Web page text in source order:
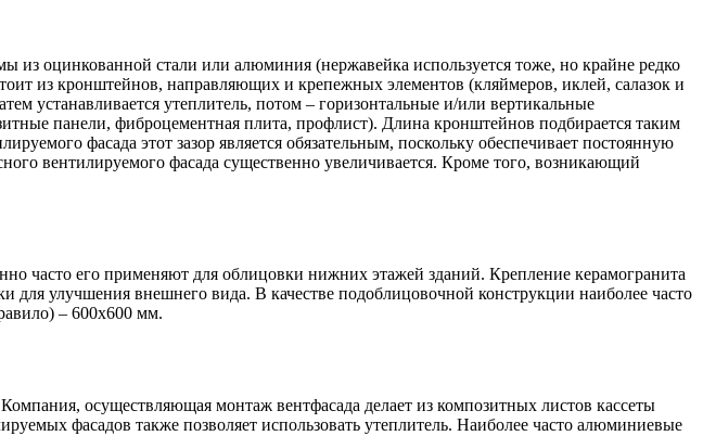
из оцинкованной стали или алюминия (нержавейка используется тоже, но крайне редко
из кронштейнов, направляющих и крепежных элементов (кляймеров, иклей, салазок и
устанавливается утеплитель, потом – горизонтальные и/или вертикальные
панели, фиброцементная плита, профлист). Длина кронштейнов подбирается таким
фасада этот зазор является обязательным, поскольку обеспечивает постоянную
вентилируемого фасада существенно увеличивается. Кроме того, возникающий
часто его применяют для облицовки нижних этажей зданий. Крепление керамогранита
улучшения внешнего вида. В качестве подоблицовочной конструкции наиболее часто
– 600х600 мм.
осуществляющая монтаж вентфасада делает из композитных листов кассеты
фасадов также позволяет использовать утеплитель. Наиболее часто алюминиевые